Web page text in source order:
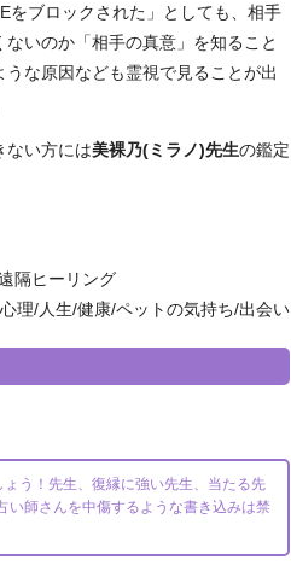
をブロックされた」としても、相手
いのか「相手の真意」を知ること
な原因なども霊視で見ることが出
ない方には美裸乃(ミラノ)先生の鑑定
隔ヒーリング
理/人生/健康/ペットの気持ち/出会い
う！先生、復縁に強い先生、当たる先
い師さんを中傷するような書き込みは禁